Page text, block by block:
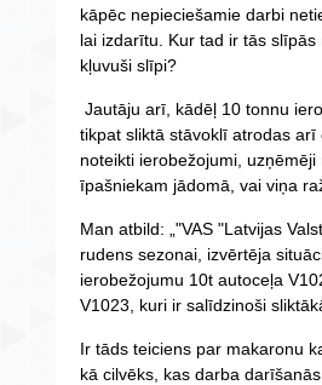
kāpēc nepieciešamie darbi
lai izdarītu. Kur tad ir tās
kļuvuši slīpi?
Jautāju arī, kādēļ 10 tonnu
tikpat sliktā stāvoklī atrodas
noteikti ierobežojumi,
īpašniekam jādomā, vai viņa
Man atbild: „"VAS "Latvijas
rudens sezonai, izvērtēja
ierobežojumu 10t autoceļa
V1023, kuri ir salīdzinoši
Ir tāds teiciens par makaronu
kā cilvēks, kas darba